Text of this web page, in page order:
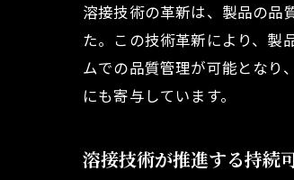
溶接技術の革新は、製品の品
た。この技術革新により、製
ムでの品質管理が可能となり
にも寄与しています。
溶接技術が推進する持続